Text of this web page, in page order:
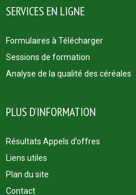
SERVICES EN LIGNE
Formulaires à Télécharger
Sessions de formation
Analyse de la qualité des céréales
PLUS D’INFORMATION
Résultats Appels d’offres
Liens utiles
Plan du site
Contact